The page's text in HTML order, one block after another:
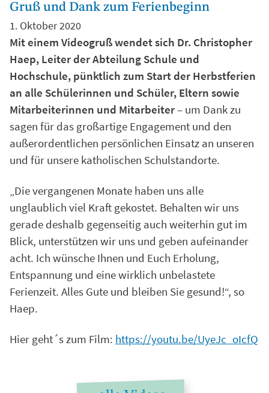
Gruß und Dank zum Ferienbeginn
1. Oktober 2020
Mit einem Videogruß wendet sich Dr. Christopher
Haep, Leiter der Abteilung Schule und
Hochschule, pünktlich zum Start der Herbstferien
an alle Schülerinnen und Schüler, Eltern sowie
Mitarbeiterinnen und Mitarbeiter– um Dank zu
sagen für das großartige Engagement und den
außerordentlichen persönlichen Einsatz an unseren
und für unsere katholischen Schulstandorte.
„Die vergangenen Monate haben uns alle
unglaublich viel Kraft gekostet. Behalten wir uns
gerade deshalb gegenseitig auch weiterhin gut im
Blick, unterstützen wir uns und geben aufeinander
acht. Ich wünsche Ihnen und Euch Erholung,
Entspannung und eine wirklich unbelastete
Ferienzeit. Alles Gute und bleiben Sie gesund!“, so
Haep.
Hier geht´s zum Film: https://youtu.be/UyeJc_oIcfQ